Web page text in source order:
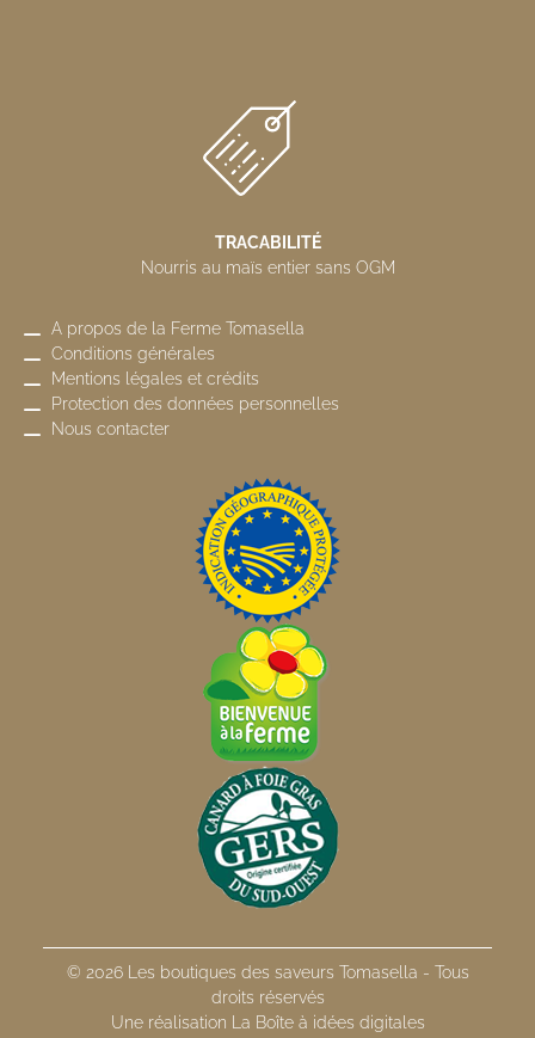
TRACABILITÉ
Nourris au maïs entier sans OGM
A propos de la Ferme Tomasella
Conditions générales
Mentions légales et crédits
Protection des données personnelles
Nous contacter
© 2026 Les boutiques des saveurs Tomasella - Tous
droits réservés
Une réalisation La Boîte à idées digitales